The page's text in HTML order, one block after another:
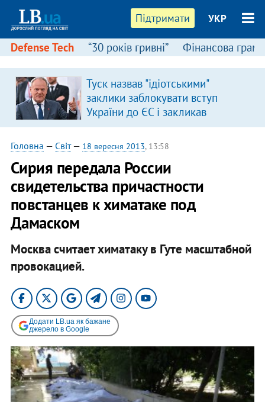
Підтримати УКР
Defense Tech “30 років гривні” Фінансова
Туск назвав "ідіотськими"
заклики заблокувати вступ
України до ЄС і закликав
припинити антиукраїнську
риторику
Головна — Світ— 18 вересня 2013, 13:58
Сирия передала России
свидетельства причастности
повстанцев к химатаке под
Дамаском
Москва считает химатаку в Гуте масштабной
провокацией.
Додати LB.ua як бажане
джерело в Google